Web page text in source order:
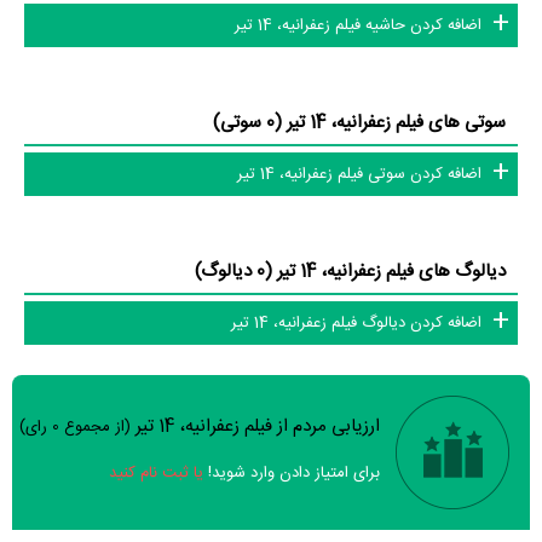
اضافه کردن حاشیه فیلم زعفرانیه، 14 تیر
سوتی های فیلم زعفرانیه، 14 تیر (0 سوتی)
اضافه کردن سوتی فیلم زعفرانیه، 14 تیر
دیالوگ های فیلم زعفرانیه، 14 تیر (0 دیالوگ)
اضافه کردن دیالوگ فیلم زعفرانیه، 14 تیر
سوالات نظرسنجی ( 8 سوال)ارزیابی مردم از فیلم زعفرانیه، 14 تیر (از مجموع 0 رای)
برای امتیاز دادن وارد شوید! یا ثبت نام کنید